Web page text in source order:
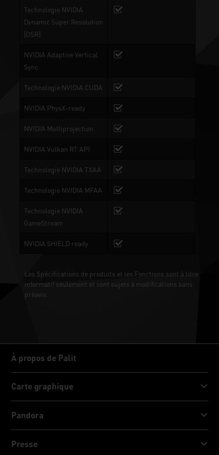
Technologie NVIDIA
Dynamic Super Resolution
[DSR]
NVIDIA Adaptive Vertical
Sync
Technologie NVIDIA CUDA
NVIDIA PhysX-ready
NVIDIA Multiprojection
NVIDIA Vulkan RT API
Technologie NVIDIA TXAA
Technologie NVIDIA MFAA
Technologie NVIDIA
GameStream
NVIDIA SHIELD ready
Les Spécifications de produits et les Fonctions sont à titre
informatif seulement et sont sujets à modifications sans
préavis.
À propos de Palit
À propos de Palit
Carte graphique
GeForce RTX™ 40 Series
GeForce RTX™ 30 Series
Pandora
Presse